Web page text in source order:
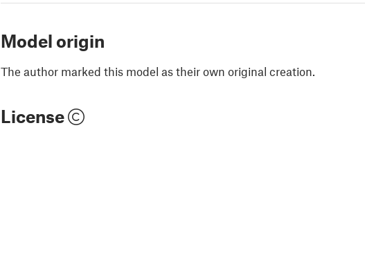
Model origin
The author marked this model as their own original creation.
License